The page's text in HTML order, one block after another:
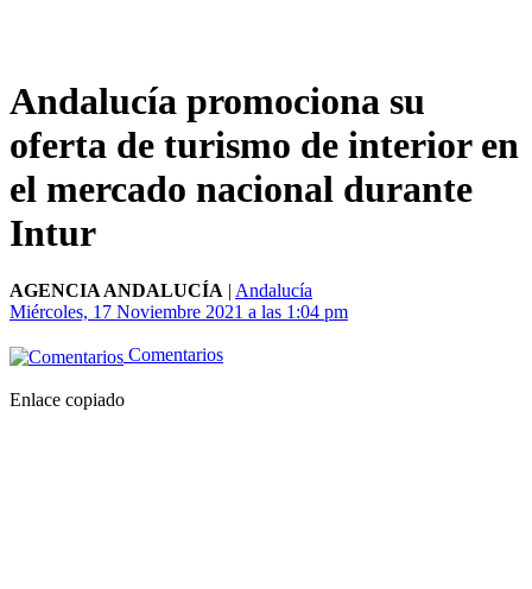
Andalucía promociona su
oferta de turismo de interior en
el mercado nacional durante
Intur
AGENCIA ANDALUCÍA | Andalucía
Miércoles, 17 Noviembre 2021 a las 1:04 pm
Comentarios
Enlace copiado